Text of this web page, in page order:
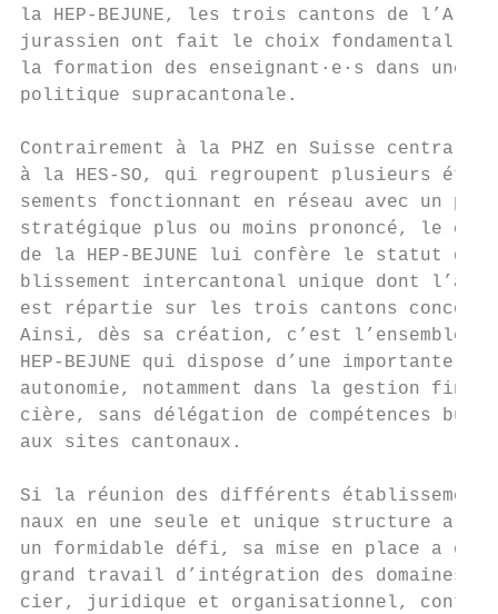
la HEP-BEJUNE, les trois cantons de
jurassien ont fait le choix fondamental
la formation des enseignant·e·s dans
politique supracantonale.
Contrairement à la PHZ en Suisse
à la HES-SO, qui regroupent plusieurs
sements fonctionnant en réseau avec
stratégique plus ou moins prononcé, le
de la HEP-BEJUNE lui confère le statut
blissement intercantonal unique dont
est répartie sur les trois cantons
Ainsi, dès sa création, c’est l’ensemble
HEP-BEJUNE qui dispose d’une
autonomie, notamment dans la gestion
cière, sans délégation de compétences
aux sites cantonaux.
Si la réunion des différents
naux en une seule et unique structure a
un formidable défi, sa mise en place a
grand travail d’intégration des domaines
cier, juridique et organisationnel,